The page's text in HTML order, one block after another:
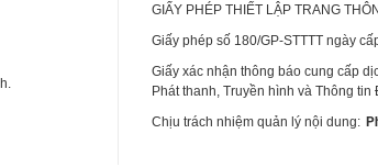
GIẤY PHÉP THIẾT LẬP TRANG
Giấy phép số 180/GP-STTTT ngày
Giấy xác nhận thông báo cung cấp
Phát thanh, Truyền hình và Thông
Chịu trách nhiệm quản lý nội dung: